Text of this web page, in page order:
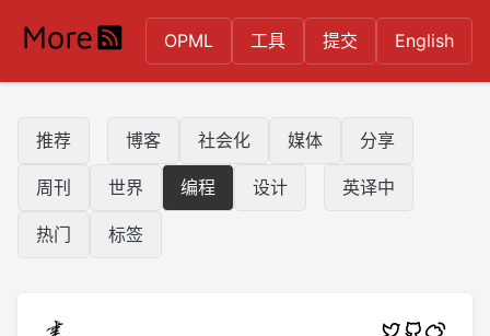
OPML 工具 提交 English
推荐 博客 社会化 媒体 分享
周刊 世界 编程 设计 英译中
热门 标签